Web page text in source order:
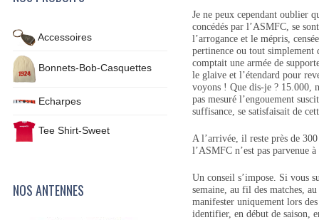
Accessoires
Bonnets-Bob-Casquettes
Echarpes
Tee Shirt-Sweet
NOS ANTENNES
Je ne peux cependant oublier
concédés par l’ASMFC, se
l’arrogance et le mépris,
pertinence ou tout simplement
comptait une armée de
le glaive et l’étendard pour
voyons ! Que dis-je ? 15.000,
pas mesuré l’engouement
suffisance, se satisfaisait de
A l’arrivée, il reste près de
l’ASMFC n’est pas parvenue
Un conseil s’impose. Si vous
semaine, au fil des matches,
manifester uniquement lors
identifier, en début de saison,